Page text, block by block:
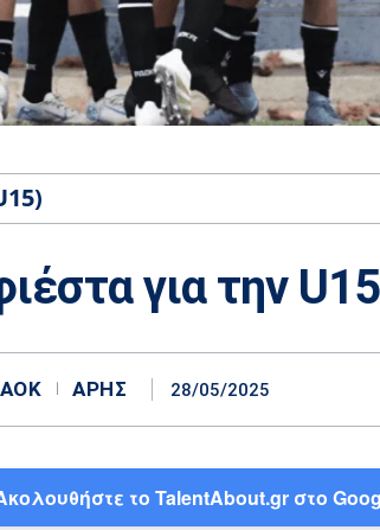
για την
ΆΡΗΣ 28/05/2025
το TalentAbout.gr στο